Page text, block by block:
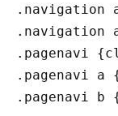
.navigation
.navigation
.pagenavi {
.pagenavi
a
.pagenavi
b